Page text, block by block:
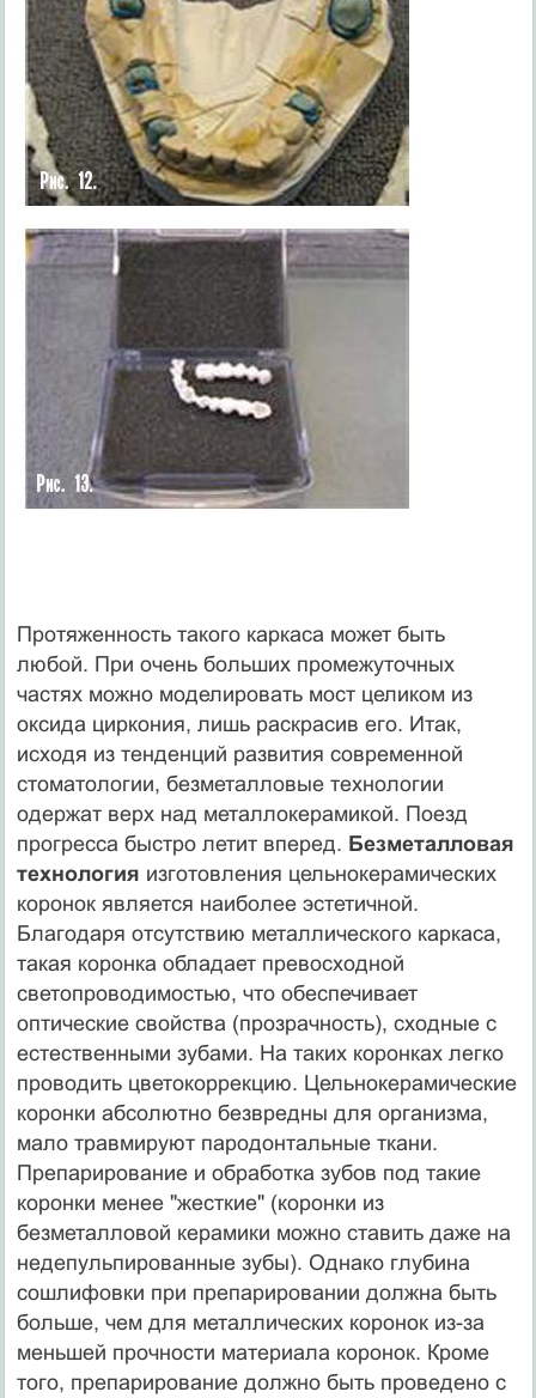
Протяженность такого каркаса может быть
любой. При очень больших промежуточных
частях можно моделировать мост целиком из
оксида циркония, лишь раскрасив его. Итак,
исходя из тенденций развития современной
стоматологии, безметалловые технологии
одержат верх над металлокерамикой. Поезд
прогресса быстро летит вперед. Безметалловая
технология изготовления цельнокерамических
коронок является наиболее эстетичной.
Благодаря отсутствию металлического каркаса,
такая коронка обладает превосходной
светопроводимостью, что обеспечивает
оптические свойства (прозрачность), сходные с
естественными зубами. На таких коронках легко
проводить цветокоррекцию. Цельнокерамические
коронки абсолютно безвредны для организма,
мало травмируют пародонтальные ткани.
Препарирование и обработка зубов под такие
коронки менее "жесткие" (коронки из
безметалловой керамики можно ставить даже на
недепульпированные зубы). Однако глубина
сошлифовки при препарировании должна быть
больше, чем для металлических коронок из-за
меньшей прочности материала коронок. Кроме
того, препарирование должно быть проведено с